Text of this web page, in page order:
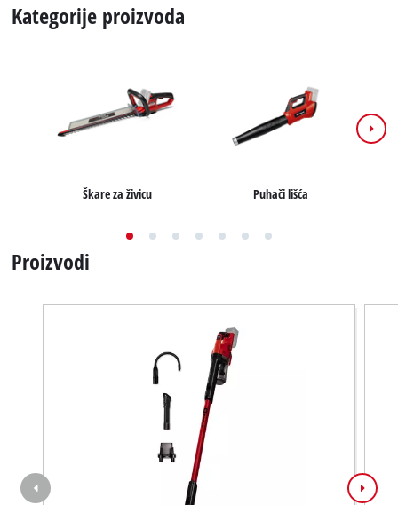
Kategorije proizvoda
Škare za živicu Puhači lišća
Proizvodi